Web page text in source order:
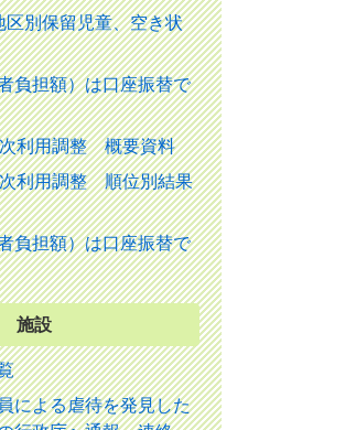
区別保留児童、空き状
負担額）は口座振替で
利用調整 概要資料
利用調整 順位別結果
負担額）は口座振替で
施設
による虐待を発見した